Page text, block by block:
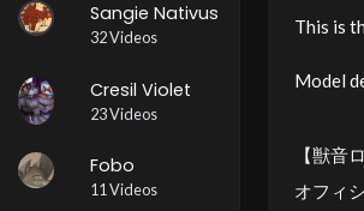
Sangie Nativus
32 Videos
Cresil Violet
23 Videos
Fobo
11 Videos
This is
Model
【獣音
オフィ